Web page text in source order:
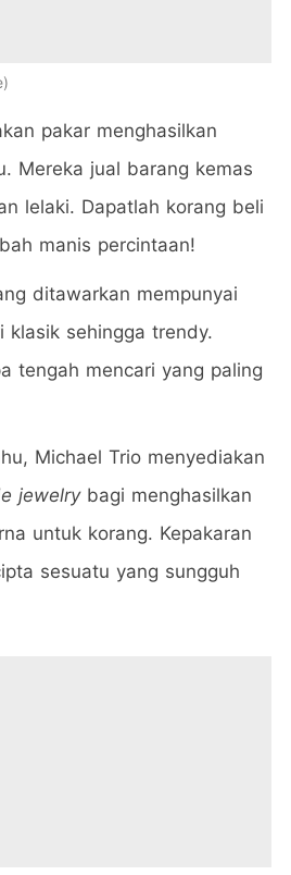
pakar menghasilkan
Mereka jual barang kemas
lelaki. Dapatlah korang beli
manis percintaan!
ditawarkan mempunyai
klasik sehingga trendy.
tengah mencari yang paling
Michael Trio menyediakan
jewelry bagi menghasilkan
untuk korang. Kepakaran
sesuatu yang sungguh